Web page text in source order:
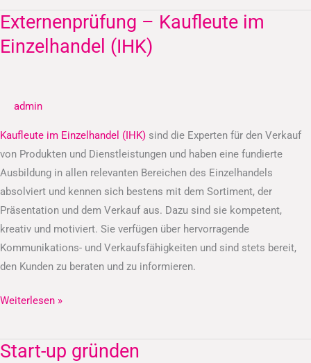
Externenprüfung – Kaufleute im
Einzelhandel (IHK)
admin
Kaufleute im Einzelhandel (IHK) sind die Experten für den Verkauf
von Produkten und Dienstleistungen und haben eine fundierte
Ausbildung in allen relevanten Bereichen des Einzelhandels
absolviert und kennen sich bestens mit dem Sortiment, der
Präsentation und dem Verkauf aus. Dazu sind sie kompetent,
kreativ und motiviert. Sie verfügen über hervorragende
Kommunikations- und Verkaufsfähigkeiten und sind stets bereit,
den Kunden zu beraten und zu informieren.
Externenprüfung
–
Kaufleute
(IHK)
Weiterlesen »
Start-up gründen
Start-